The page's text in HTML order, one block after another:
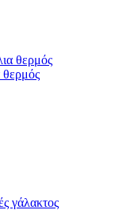
θερμός
γάλακτος